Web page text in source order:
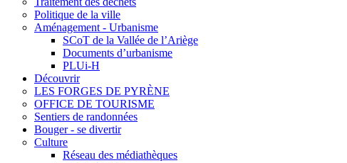
Politique de la ville
Aménagement - Urbanisme
SCoT de la Vallée de l’Ariège
Documents d’urbanisme
PLUi-H
Découvrir
LES FORGES DE PYRÈNE
OFFICE DE TOURISME
Sentiers de randonnées
Bouger - se divertir
Culture
Réseau des médiathèques